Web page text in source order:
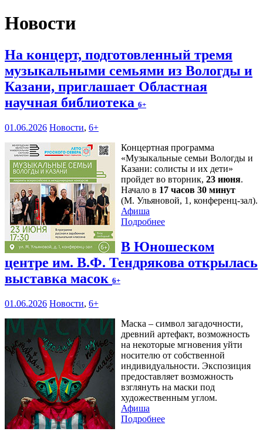
Новости
На концерт, подготовленный тремя
музыкальными семьями из Вологды и
Казани, приглашает Областная
научная библиотека 6+
01.06.2026 Новости, 6+
Концертная программа
«Музыкальные семьи Вологды и
Казани: солисты и их дети»
пройдет во вторник, 23 июня.
Начало в 17 часов 30 минут
(М. Ульяновой, 1, конференц-зал).
Афиша
Подробнее
В Юношеском
центре им. В.Ф. Тендрякова открылась
выставка масок 6+
01.06.2026 Новости, 6+
Маска – символ загадочности,
древний артефакт, возможность
на некоторые мгновения уйти
носителю от собственной
индивидуальности. Экспозиция
предоставляет возможность
взглянуть на маски под
художественным углом.
Афиша
Подробнее